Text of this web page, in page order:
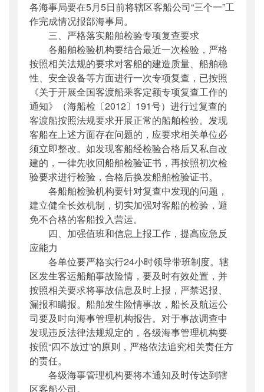
各海事局要在5月5日前将辖区客船公司“三个一”工
作完成情况报部海事局。
三、严格落实船舶检验专项复查要求
各船舶检验机构要结合最近一次检验，严格
按照相关法规的要求对客船的建造质量、船舶稳
性、安全设备等方面进行一次专项复查，已按照
《关于开展全国客渡船乘客定额专项复查工作的
通知》（海船检〔2012〕191号）进行过复查的
客渡船按照法规要求开展正常的船舶检验。发现
客船在上述方面存在问题的，应要求相关单位必
须立即整改。如发现客船经检验合格后又私自改
建的，一律先收回船舶检验证书，再按照初次检
验要求进行检验，合格后换发船舶检验证书。
各船舶检验机构要针对复查中发现的问题，
建立健全长效机制，切实加强对客船的检验，避
免不合格的客船投入营运。
四、加强值班和信息上报工作，提高应急反
应能力
各单位要严格实行24小时领导带班制度。辖
区发生客运船舶事故险情，要及时有效处置，并
按照相关要求将事故信息及时上报，严禁迟报、
漏报和瞒报。船舶发生险情事故，船长及航运公
司要及时向海事管理机构报告。对于事故调查中
发现违反法律法规规定的，各级海事管理机构要
按照“四不放过”的原则，严格依法追究相关责任方
的责任。
各级海事管理机构要将本通知及时传达到辖
区客船公司。